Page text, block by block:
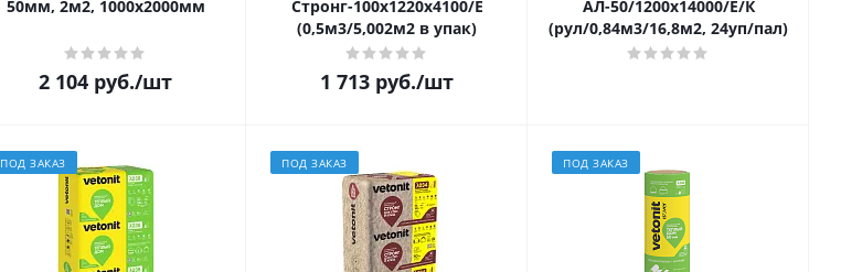
50мм, 2м2, 1000х2000мм
2 104 руб./шт
Стронг-100х1220х4100/Е
(0,5м3/5,002м2 в упак)
1 713 руб./шт
АЛ-50/1200х14000/Е/К
(рул/0,84м3/16,8м2, 24уп/пал)
ПОД ЗАКАЗ ПОД ЗАКАЗ ПОД ЗАКАЗ